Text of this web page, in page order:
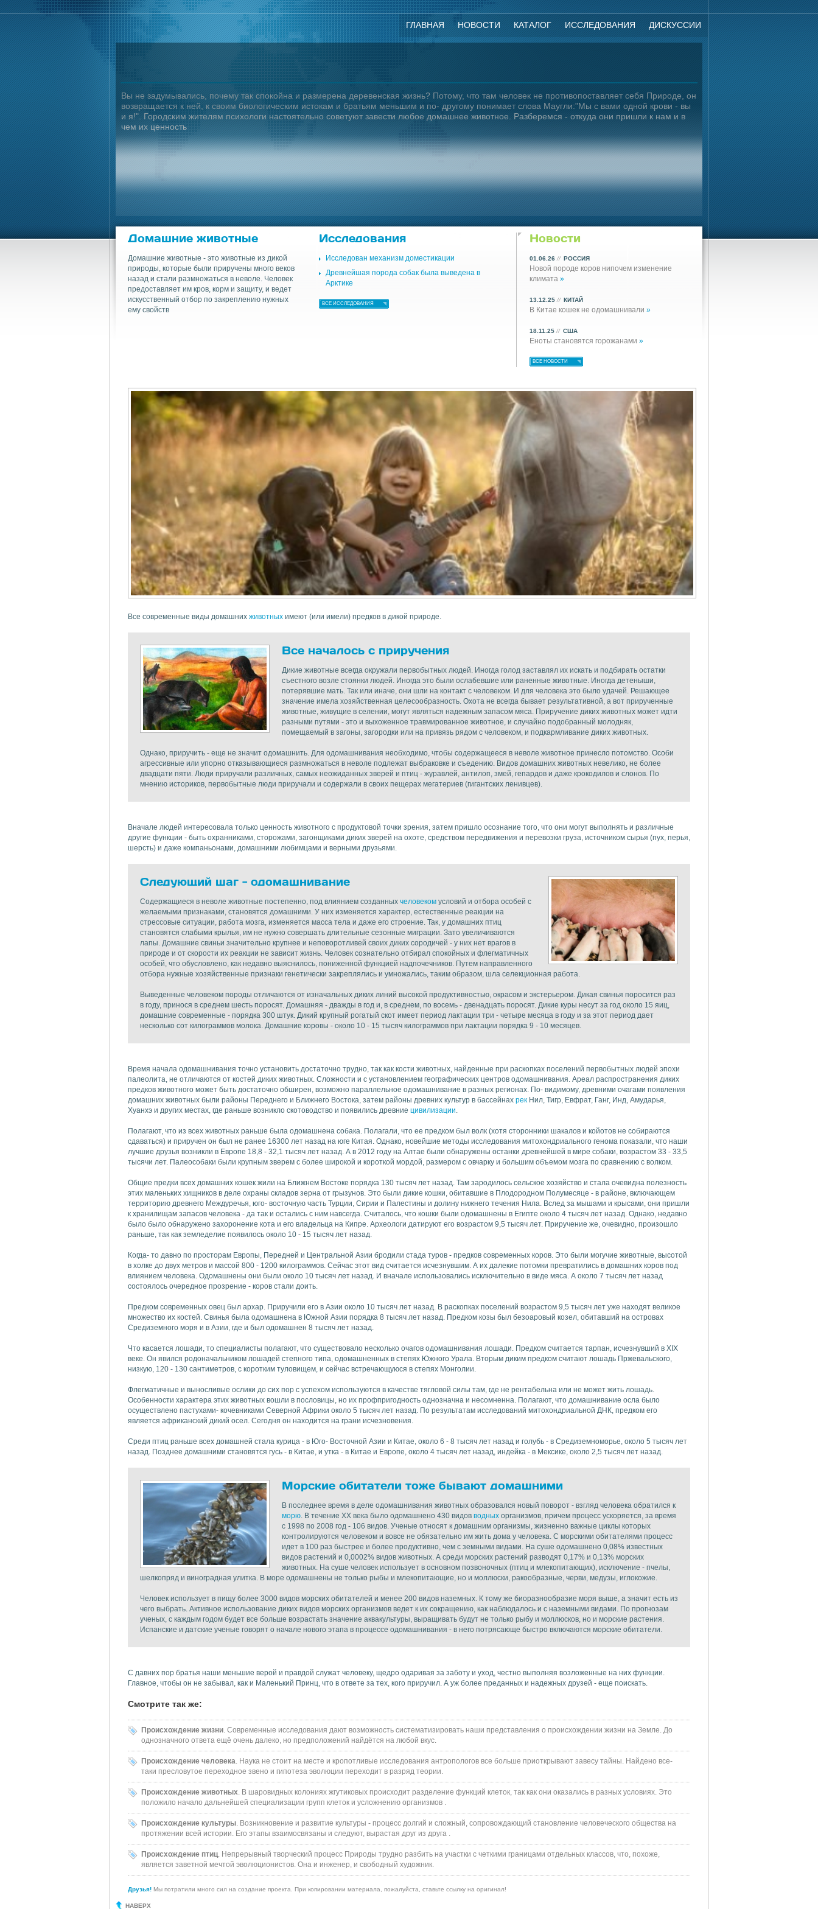
ГЛАВНАЯ НОВОСТИ КАТАЛОГ ИССЛЕДОВАНИЯ ДИСКУССИИ
Вы не задумывались, почему так спокойна и размерена деревенская жизнь? Потому, что там человек не противопоставляет себя Природе, он
возвращается к ней, к своим биологическим истокам и братьям меньшим и по- другому понимает слова Маугли:"Мы с вами одной крови - вы
и я!". Городским жителям психологи настоятельно советуют завести любое домашнее животное. Разберемся - откуда они пришли к нам и в
чем их ценность
Домашние животные
Домашние животные - это животные из дикой
природы, которые были приручены много веков
назад и стали размножаться в неволе. Человек
предоставляет им кров, корм и защиту, и ведет
искусственный отбор по закреплению нужных
ему свойств
Исследования
Исследован механизм доместикации
Древнейшая порода собак была выведена в
Арктике
ВСЕ ИССЛЕДОВАНИЯ
Новости
01.06.26 // РОССИЯ
Новой породе коров нипочем изменение
климата »
13.12.25 // КИТАЙ
В Китае кошек не одомашнивали »
18.11.25 // США
Еноты становятся горожанами »
ВСЕ НОВОСТИ
Все современные виды домашних животных имеют (или имели) предков в дикой природе.
Все началось с приручения
Дикие животные всегда окружали первобытных людей. Иногда голод заставлял их искать и подбирать остатки
съестного возле стоянки людей. Иногда это были ослабевшие или раненные животные. Иногда детеныши,
потерявшие мать. Так или иначе, они шли на контакт с человеком. И для человека это было удачей. Решающее
значение имела хозяйственная целесообразность. Охота не всегда бывает результативной, а вот прирученные
животные, живущие в селении, могут являться надежным запасом мяса. Приручение диких животных может идти
разными путями - это и выхоженное травмированное животное, и случайно подобранный молодняк,
помещаемый в загоны, загородки или на привязь рядом с человеком, и подкармливание диких животных.
Однако, приручить - еще не значит одомашнить. Для одомашнивания необходимо, чтобы содержащееся в неволе животное принесло потомство. Особи
агрессивные или упорно отказывающиеся размножаться в неволе подлежат выбраковке и съедению. Видов домашних животных невелико, не более
двадцати пяти. Люди приручали различных, самых неожиданных зверей и птиц - журавлей, антилоп, змей, гепардов и даже крокодилов и слонов. По
мнению историков, первобытные люди приручали и содержали в своих пещерах мегатериев (гигантских ленивцев).
Вначале людей интересовала только ценность животного с продуктовой точки зрения, затем пришло осознание того, что они могут выполнять и различные
другие функции - быть охранниками, сторожами, загонщиками диких зверей на охоте, средством передвижения и перевозки груза, источником сырья (пух, перья,
шерсть) и даже компаньонами, домашними любимцами и верными друзьями.
Следующий шаг - одомашнивание
Содержащиеся в неволе животные постепенно, под влиянием созданных человеком условий и отбора особей с
желаемыми признаками, становятся домашними. У них изменяется характер, естественные реакции на
стрессовые ситуации, работа мозга, изменяется масса тела и даже его строение. Так, у домашних птиц
становятся слабыми крылья, им не нужно совершать длительные сезонные миграции. Зато увеличиваются
лапы. Домашние свиньи значительно крупнее и неповоротливей своих диких сородичей - у них нет врагов в
природе и от скорости их реакции не зависит жизнь. Человек сознательно отбирал спокойных и флегматичных
особей, что обусловлено, как недавно выяснилось, пониженной функцией надпочечников. Путем направленного
отбора нужные хозяйственные признаки генетически закреплялись и умножались, таким образом, шла селекционная работа.
Выведенные человеком породы отличаются от изначальных диких линий высокой продуктивностью, окрасом и экстерьером. Дикая свинья поросится раз
в году, принося в среднем шесть поросят. Домашняя - дважды в год и, в среднем, по восемь - двенадцать поросят. Дикие куры несут за год около 15 яиц,
домашние современные - порядка 300 штук. Дикий крупный рогатый скот имеет период лактации три - четыре месяца в году и за этот период дает
несколько сот килограммов молока. Домашние коровы - около 10 - 15 тысяч килограммов при лактации порядка 9 - 10 месяцев.
Время начала одомашнивания точно установить достаточно трудно, так как кости животных, найденные при раскопках поселений первобытных людей эпохи
палеолита, не отличаются от костей диких животных. Сложности и с установлением географических центров одомашнивания. Ареал распространения диких
предков животного может быть достаточно обширен, возможно параллельное одомашнивание в разных регионах. По- видимому, древними очагами появления
домашних животных были районы Переднего и Ближнего Востока, затем районы древних культур в бассейнах рек Нил, Тигр, Евфрат, Ганг, Инд, Амударья,
Хуанхэ и других местах, где раньше возникло скотоводство и появились древние цивилизации.
Полагают, что из всех животных раньше была одомашнена собака. Полагали, что ее предком был волк (хотя сторонники шакалов и койотов не собираются
сдаваться) и приручен он был не ранее 16300 лет назад на юге Китая. Однако, новейшие методы исследования митохондриального генома показали, что наши
лучшие друзья возникли в Европе 18,8 - 32,1 тысяч лет назад. А в 2012 году на Алтае были обнаружены останки древнейшей в мире собаки, возрастом 33 - 33,5
тысячи лет. Палеособаки были крупным зверем с более широкой и короткой мордой, размером с овчарку и большим объемом мозга по сравнению с волком.
Общие предки всех домашних кошек жили на Ближнем Востоке порядка 130 тысяч лет назад. Там зародилось сельское хозяйство и стала очевидна полезность
этих маленьких хищников в деле охраны складов зерна от грызунов. Это были дикие кошки, обитавшие в Плодородном Полумесяце - в районе, включающем
территорию древнего Междуречья, юго- восточную часть Турции, Сирии и Палестины и долину нижнего течения Нила. Вслед за мышами и крысами, они пришли
к хранилищам запасов человека - да так и остались с ним навсегда. Считалось, что кошки были одомашнены в Египте около 4 тысяч лет назад. Однако, недавно
было было обнаружено захоронение кота и его владельца на Кипре. Археологи датируют его возрастом 9,5 тысяч лет. Приручение же, очевидно, произошло
раньше, так как земледелие появилось около 10 - 15 тысяч лет назад.
Когда- то давно по просторам Европы, Передней и Центральной Азии бродили стада туров - предков современных коров. Это были могучие животные, высотой
в холке до двух метров и массой 800 - 1200 килограммов. Сейчас этот вид считается исчезнувшим. А их далекие потомки превратились в домашних коров под
влиянием человека. Одомашнены они были около 10 тысяч лет назад. И вначале использовались исключительно в виде мяса. А около 7 тысяч лет назад
состоялось очередное прозрение - коров стали доить.
Предком современных овец был архар. Приручили его в Азии около 10 тысяч лет назад. В раскопках поселений возрастом 9,5 тысяч лет уже находят великое
множество их костей. Свинья была одомашнена в Южной Азии порядка 8 тысяч лет назад. Предком козы был безоаровый козел, обитавший на островах
Средиземного моря и в Азии, где и был одомашнен 8 тысяч лет назад.
Что касается лошади, то специалисты полагают, что существовало несколько очагов одомашнивания лошади. Предком считается тарпан, исчезнувший в XIX
веке. Он явился родоначальником лошадей степного типа, одомашненных в степях Южного Урала. Вторым диким предком считают лошадь Пржевальского,
низкую, 120 - 130 сантиметров, с коротким туловищем, и сейчас встречающуюся в степях Монголии.
Флегматичные и выносливые ослики до сих пор с успехом используются в качестве тягловой силы там, где не рентабельна или не может жить лошадь.
Особенности характера этих животных вошли в пословицы, но их профпригодность однозначна и несомненна. Полагают, что домашнивание осла было
осуществлено пастухами- кочевниками Северной Африки около 5 тысяч лет назад. По результатам исследований митохондриальной ДНК, предком его
является африканский дикий осел. Сегодня он находится на грани исчезновения.
Среди птиц раньше всех домашней стала курица - в Юго- Восточной Азии и Китае, около 6 - 8 тысяч лет назад и голубь - в Средиземноморье, около 5 тысяч лет
назад. Позднее домашними становятся гусь - в Китае, и утка - в Китае и Европе, около 4 тысяч лет назад, индейка - в Мексике, около 2,5 тысяч лет назад.
Морские обитатели тоже бывают домашними
В последнее время в деле одомашнивания животных образовался новый поворот - взгляд человека обратился к
морю. В течение XX века было одомашнено 430 видов водных организмов, причем процесс ускоряется, за время
с 1998 по 2008 год - 106 видов. Ученые относят к домашним организмы, жизненно важные циклы которых
контролируются человеком и вовсе не обязательно им жить дома у человека. С морскими обитателями процесс
идет в 100 раз быстрее и более продуктивно, чем с земными видами. На суше одомашнено 0,08% известных
видов растений и 0,0002% видов животных. А среди морских растений разводят 0,17% и 0,13% морских
животных. На суше человек использует в основном позвоночных (птиц и млекопитающих), исключение - пчелы,
шелкопряд и виноградная улитка. В море одомашнены не только рыбы и млекопитающие, но и моллюски, ракообразные, черви, медузы, иглокожие.
Человек использует в пищу более 3000 видов морских обитателей и менее 200 видов наземных. К тому же биоразнообразие моря выше, а значит есть из
чего выбрать. Активное использование диких видов морских организмов ведет к их сокращению, как наблюдалось и с наземными видами. По прогнозам
ученых, с каждым годом будет все больше возрастать значение аквакультуры, выращивать будут не только рыбу и моллюсков, но и морские растения.
Испанские и датские ученые говорят о начале нового этапа в процессе одомашнивания - в него потрясающе быстро включаются морские обитатели.
С давних пор братья наши меньшие верой и правдой служат человеку, щедро одаривая за заботу и уход, честно выполняя возложенные на них функции.
Главное, чтобы он не забывал, как и Маленький Принц, что в ответе за тех, кого приручил. А уж более преданных и надежных друзей - еще поискать.
Смотрите так же:
Происхождение жизни. Современные исследования дают возможность систематизировать наши представления о происхождении жизни на Земле. До
однозначного ответа ещё очень далеко, но предположений найдётся на любой вкус.
Происхождение человека. Наука не стоит на месте и кропотливые исследования антропологов все больше приоткрывают завесу тайны. Найдено все-
таки пресловутое переходное звено и гипотеза эволюции переходит в разряд теории.
Происхождение животных. В шаровидных колониях жгутиковых происходит разделение функций клеток, так как они оказались в разных условиях. Это
положило начало дальнейшей специализации групп клеток и усложнению организмов .
Происхождение культуры. Возникновение и развитие культуры - процесс долгий и сложный, сопровождающий становление человеческого общества на
протяжении всей истории. Его этапы взаимосвязаны и следуют, вырастая друг из друга .
Происхождение птиц. Непрерывный творческий процесс Природы трудно разбить на участки с четкими границами отдельных классов, что, похоже,
является заветной мечтой эволюционистов. Она и инженер, и свободный художник.
Друзья! Мы потратили много сил на создание проекта. При копировании материала, пожалуйста, ставьте ссылку на оригинал!
НАВЕРХ